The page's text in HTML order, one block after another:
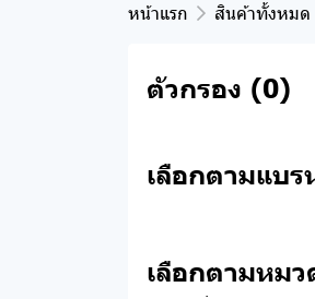
หน้าแรก สินค้าทั้งหมด
ตัวกรอง (0)
เลือกตามแบร
เลือกตามหม
สินค้าทั้งหมด
Clearance Sale
Remax
อุปกรณ์เสริม
MacBook
โน๊ตบุ๊ค